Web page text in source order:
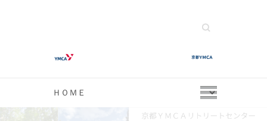
Search